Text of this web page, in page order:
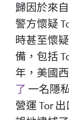
歸因於來
警方懷疑
時甚至懷疑
備，包括
年，美國
了 一名隱
營運 Tor